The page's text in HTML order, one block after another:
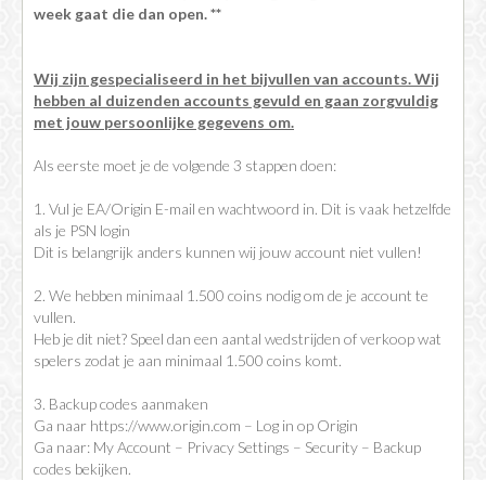
week gaat die dan open. **
Wij zijn gespecialiseerd in het bijvullen van accounts. Wij
hebben al duizenden accounts gevuld en gaan zorgvuldig
met jouw persoonlijke gegevens om.
Als eerste moet je de volgende 3 stappen doen:
1. Vul je EA/Origin E-mail en wachtwoord in. Dit is vaak hetzelfde
als je PSN login
Dit is belangrijk anders kunnen wij jouw account niet vullen!
2. We hebben minimaal 1.500 coins nodig om de je account te
vullen.
Heb je dit niet? Speel dan een aantal wedstrijden of verkoop wat
spelers zodat je aan minimaal 1.500 coins komt.
3. Backup codes aanmaken
Ga naar https://www.origin.com – Log in op Origin
Ga naar: My Account – Privacy Settings – Security – Backup
codes bekijken.